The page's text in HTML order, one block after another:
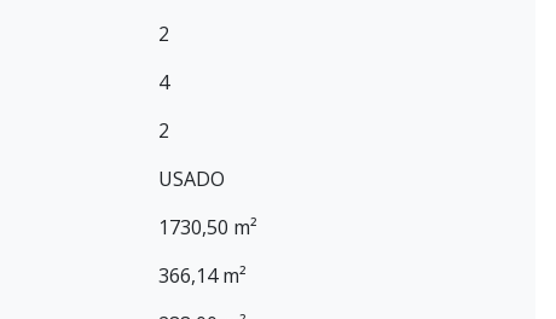
2
4
2
USADO
1730,50 m²
366,14 m²